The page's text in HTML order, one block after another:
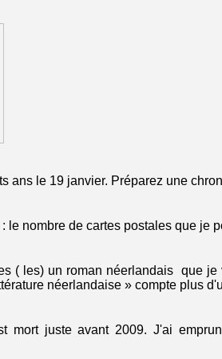
ans le 19 janvier. Préparez une
le nombre de cartes postales que je
( les) un roman néerlandais que je
néerlandaise » compte plus
mort juste avant 2009. J'ai